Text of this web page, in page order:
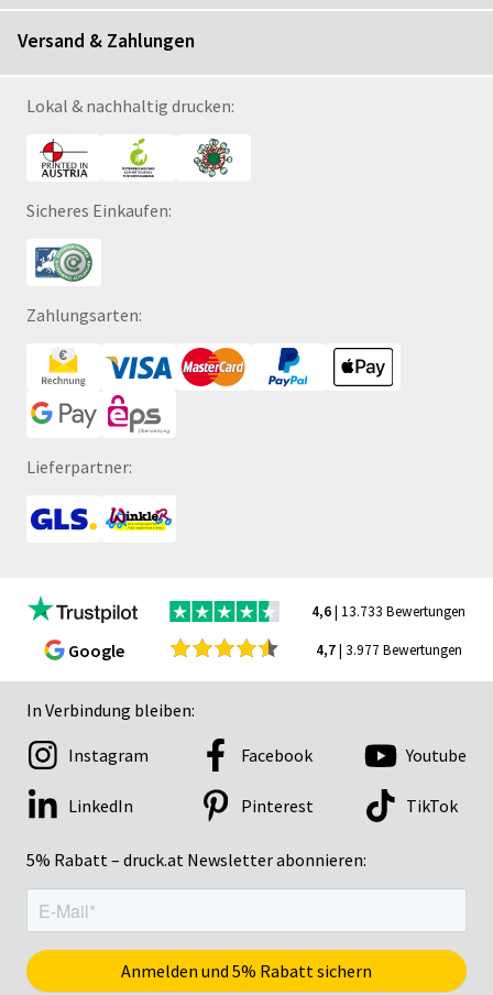
Versand & Zahlungen
Lokal & nachhaltig drucken:
Sicheres Einkaufen:
Zahlungsarten:
Lieferpartner:
4,6| 13.733 Bewertungen
Google 4,7| 3.977 Bewertungen
In Verbindung bleiben:
5% Rabatt – druck.at Newsletter abonnieren:
Instagram Facebook Youtube
LinkedIn Pinterest TikTok